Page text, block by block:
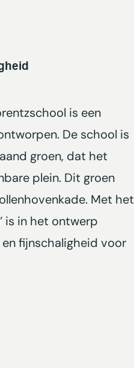
is een
De school is
groen, dat het
plein. Dit groen
Met het
is in het ontwerp
fijnschaligheid voor